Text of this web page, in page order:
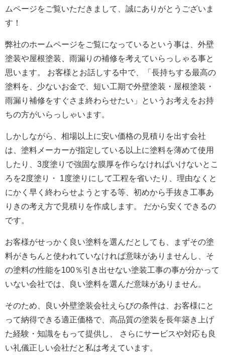
ムページをご覧いただきまして、誠にありがとうございま
す！
弊社のホームページをご覧になっているという事は、外壁
塗装や屋根塗装、雨漏りの補修を考えていらっしゃる事と
思います。 お客様とお話しする中で、「長持ちする最高の
塗料を、少ないお金で、短い工期で外壁塗装・屋根塗装・
雨漏り補修をすぐさま終わらせたい」というお考えをお持
ちの方がいらっしゃいます。
しかしながら、相場以上に安い価格の見積りを出す会社
は、塗料メーカーが指定している以上に塗料を薄めて使用
したり、3度塗りで強固な膜厚を作らなければいけないとこ
ろを2度塗り・ 1度塗りにして工程を省いたり、理由なくと
にかく早く終わらせようとする等、初めから手抜き工事あ
りきの考え方で見積りを作成します。 だから安くできるの
です。
お客様がせっかく良い塗料を選んだとしても、まずその塗
料がきちんと使われていなければ意味がありませんし、そ
の塗料の性能を100％引き出せない塗装工事の事が分かって
いない会社では、良い塗料を選んだ意味がありません。
そのため、良い外壁塗装会社えらびの条件は、お客様にと
って納得できる適正価格で、高品質の塗装を長年築き上げ
た経験・知識をもって提供し、 さらにサービスや対応も良
い礼儀正しい会社だと私は考えています。